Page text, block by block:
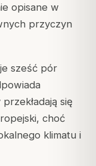
opisane w
przyczyn
sześć pór
się
choć
klimatu i